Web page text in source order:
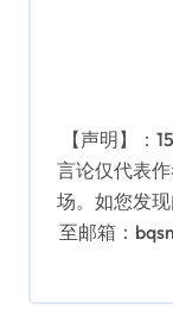
【声明】：
言论仅代表
场。如您发
至邮箱：